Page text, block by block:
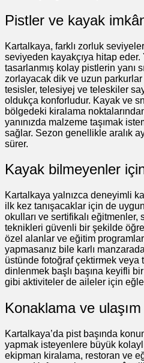
Pistler ve kayak
Kartalkaya, farklı zorluk
seviyeden kayakçıya hitap
tasarlanmış kolay pistlerin yanı
zorlayacak dik ve uzun
tesisler, telesiyej ve teleskiler
oldukça konforludur. Kayak ve
bölgedeki kiralama
yanınızda malzeme taşımak
sağlar. Sezon genellikle aralık
sürer.
Kayak bilmeyenler
Kartalkaya yalnızca deneyimli
ilk kez tanışacaklar için de
okulları ve sertifikalı eğitmenler,
teknikleri güvenli bir şekilde
özel alanlar ve eğitim
yapmasanız bile karlı
üstünde fotoğraf çektirmek veya
dinlenmek başlı başına keyifli
gibi aktiviteler de aileler için
Konaklama ve ulaşım
Kartalkaya’da pist başında
yapmak isteyenlere büyük
ekipman kiralama, restoran ve